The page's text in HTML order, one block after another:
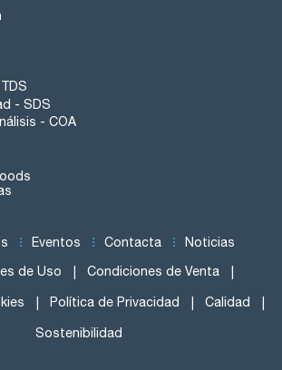
- SDS
- COA
Eventos Contacta Noticias
de Uso Condiciones de Venta
Política de Privacidad Calidad
Sostenibilidad